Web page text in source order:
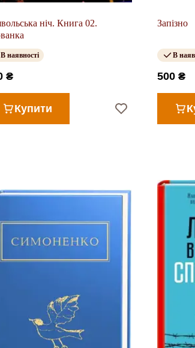
ніч. Книга 02.
В наявності
₴
Купити
Запізно
В
500 ₴